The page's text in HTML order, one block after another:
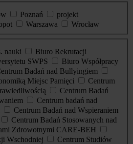
Poznań
projekt
Warszawa
Wrocław
nauki
Biuro Rekrutacji
SWPS
Biuro Współpracy
Badań nad Bullyingiem
Miejsc Pamięci
Centrum
Centrum Badań
Centrum badań nad
Centrum Badań nad Wspieraniem
Centrum Badań Stosowanych nad
Zdrowotnymi CARE-BEH
Wschodniej
Centrum Studiów